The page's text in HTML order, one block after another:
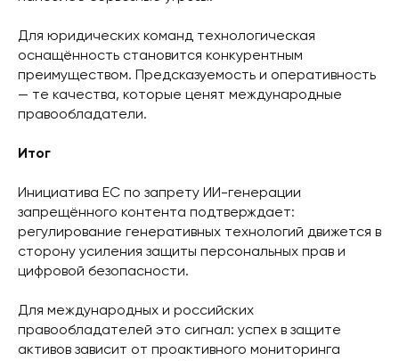
Для юридических команд технологическая
оснащённость становится конкурентным
преимуществом. Предсказуемость и оперативность
— те качества, которые ценят международные
правообладатели.
Итог
Инициатива ЕС по запрету ИИ-генерации
запрещённого контента подтверждает:
регулирование генеративных технологий движется в
сторону усиления защиты персональных прав и
цифровой безопасности.
Для международных и российских
правообладателей это сигнал: успех в защите
активов зависит от проактивного мониторинга